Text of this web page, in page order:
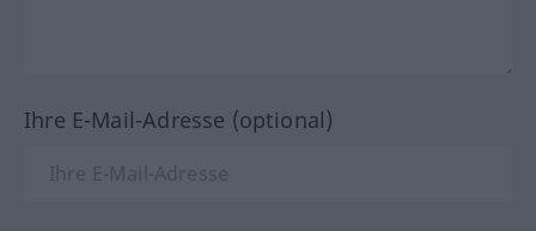
Ihre E-Mail-Adresse (optional)